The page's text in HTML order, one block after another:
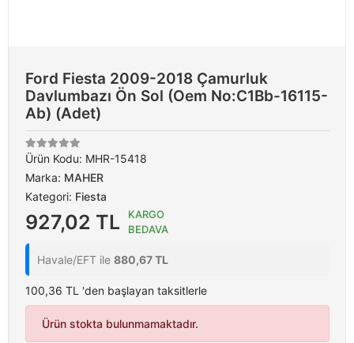
Ford Fiesta 2009-2018 Çamurluk
Davlumbazı Ön Sol (Oem No:C1Bb-16115-
Ab) (Adet)
Ürün Kodu: MHR-15418
Marka: MAHER
Kategori: Fiesta
927,02 TL
KARGO
BEDAVA
Havale/EFT ile 880,67 TL
100,36 TL 'den başlayan taksitlerle
Ürün stokta bulunmamaktadır.